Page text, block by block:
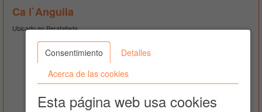
Ca l`Anguila
Ubicado en Peratallada
Consentimiento
Detalles
Acerca de las cookies
Esta página web usa cookies